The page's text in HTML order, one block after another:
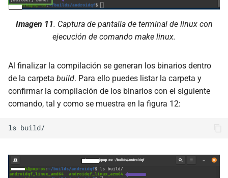
Imagen 11. Captura de pantalla de terminal de linux con
ejecución de comando make linux.
Al finalizar la compilación se generan los binarios dentro
de la carpeta build. Para ello puedes listar la carpeta y
confirmar la compilación de los binarios con el siguiente
comando, tal y como se muestra en la figura 12:
ls